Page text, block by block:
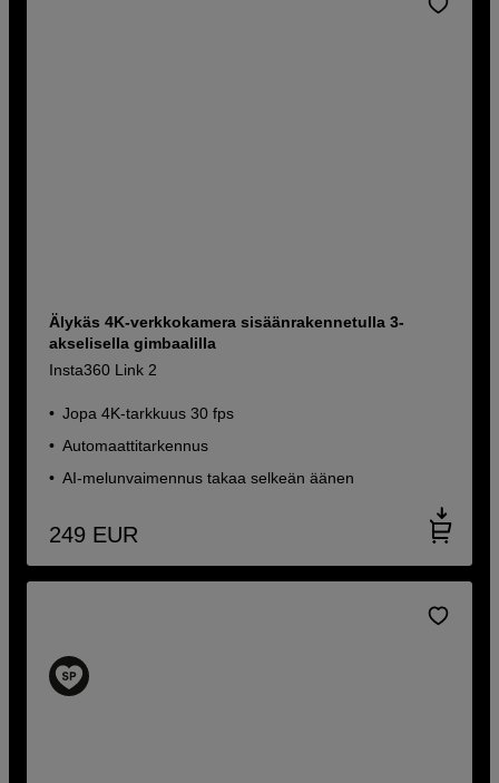
Älykäs 4K-verkkokamera sisäänrakennetulla 3-
akselisella gimbaalilla
Insta360 Link 2
Jopa 4K-tarkkuus 30 fps
Automaattitarkennus
AI-melunvaimennus takaa selkeän äänen
249 EUR